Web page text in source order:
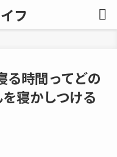
フ
る時間ってどの
寝かしつける